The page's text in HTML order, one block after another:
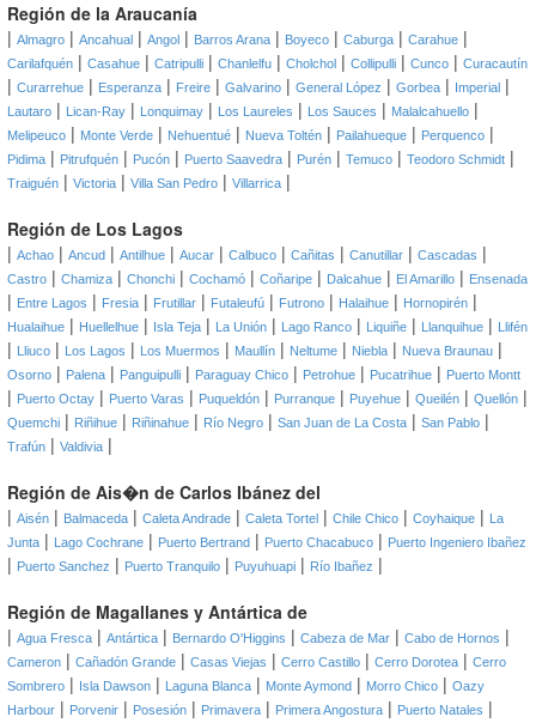
Región de la Araucanía
| Almagro | Ancahual | Angol | Barros Arana | Boyeco | Caburga | Carahue |
Carilafquén | Casahue | Catripulli | Chanlelfu | Cholchol | Collipulli | Cunco | Curacautín
| Curarrehue | Esperanza | Freire | Galvarino | General López | Gorbea | Imperial |
Lautaro | Lican-Ray | Lonquimay | Los Laureles | Los Sauces | Malalcahuello |
Melipeuco | Monte Verde | Nehuentué | Nueva Toltén | Pailahueque | Perquenco |
Pidima | Pitrufquén | Pucón | Puerto Saavedra | Purén | Temuco | Teodoro Schmidt |
Traiguén | Victoria | Villa San Pedro | Villarrica |
Región de Los Lagos
| Achao | Ancud | Antilhue | Aucar | Calbuco | Cañitas | Canutillar | Cascadas |
Castro | Chamiza | Chonchi | Cochamó | Coñaripe | Dalcahue | El Amarillo | Ensenada
| Entre Lagos | Fresia | Frutillar | Futaleufú | Futrono | Halaihue | Hornopirén |
Hualaihue | Huellelhue | Isla Teja | La Unión | Lago Ranco | Liquiñe | Llanquihue | Llifén
| Lliuco | Los Lagos | Los Muermos | Maullín | Neltume | Niebla | Nueva Braunau |
Osorno | Palena | Panguipulli | Paraguay Chico | Petrohue | Pucatrihue | Puerto Montt
| Puerto Octay | Puerto Varas | Puqueldón | Purranque | Puyehue | Queilén | Quellón |
Quemchi | Riñihue | Riñinahue | Río Negro | San Juan de La Costa | San Pablo |
Trafún | Valdivia |
Región de Ais�n de Carlos Ibánez del
| Aisén | Balmaceda | Caleta Andrade | Caleta Tortel | Chile Chico | Coyhaique |
La
Junta | Lago Cochrane | Puerto Bertrand | Puerto Chacabuco | Puerto Ingeniero Ibañez
| Puerto Sanchez | Puerto Tranquilo | Puyuhuapi | Río Ibañez |
Región de Magallanes y Antártica de
| Agua Fresca | Antártica | Bernardo O'Higgins | Cabeza de Mar | Cabo de Hornos |
Cameron | Cañadón Grande | Casas Viejas | Cerro Castillo | Cerro Dorotea | Cerro
Sombrero | Isla Dawson | Laguna Blanca | Monte Aymond | Morro Chico | Oazy
Harbour | Porvenir | Posesión | Primavera | Primera Angostura | Puerto Natales |